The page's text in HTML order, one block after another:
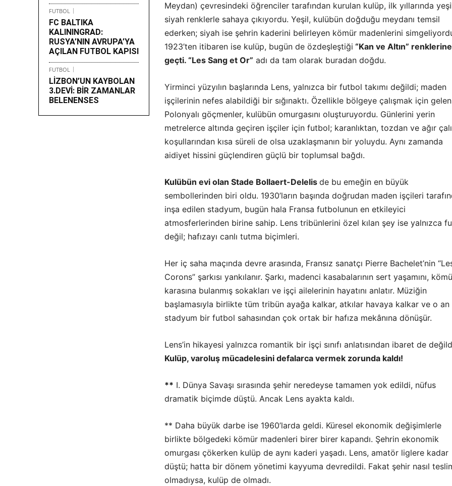
FUTBOL
FC BALTIKA
KALININGRAD:
RUSYA’NIN AVRUPA’YA
AÇILAN FUTBOL KAPISI
FUTBOL
LİZBON’UN KAYBOLAN
3.DEVİ: BİR ZAMANLAR
BELENENSES
Meydan) çevresindeki öğrenciler tarafından kurulan kulüp, ilk yıllarında
siyah renklerle sahaya çıkıyordu. Yeşil, kulübün doğduğu meydanı temsil
ederken; siyah ise şehrin kaderini belirleyen kömür madenlerini
1923’ten itibaren ise kulüp, bugün de özdeşleştiği “Kan ve Altın” renklerine
geçti. “Les Sang et Or” adı da tam olarak buradan doğdu.
Yirminci yüzyılın başlarında Lens, yalnızca bir futbol takımı değildi; maden
işçilerinin nefes alabildiği bir sığınaktı. Özellikle bölgeye çalışmak için gelen
Polonyalı göçmenler, kulübün omurgasını oluşturuyordu. Günlerini yerin
metrelerce altında geçiren işçiler için futbol; karanlıktan, tozdan ve ağır
koşullarından kısa süreli de olsa uzaklaşmanın bir yoluydu. Aynı zamanda
aidiyet hissini güçlendiren güçlü bir toplumsal bağdı.
Kulübün evi olan Stade Bollaert-Delelis de bu emeğin en büyük
sembollerinden biri oldu. 1930’ların başında doğrudan maden işçileri
inşa edilen stadyum, bugün hala Fransa futbolunun en etkileyici
atmosferlerinden birine sahip. Lens tribünlerini özel kılan şey ise yalnızca
değil; hafızayı canlı tutma biçimleri.
Her iç saha maçında devre arasında, Fransız sanatçı Pierre Bachelet’nin
Corons” şarkısı yankılanır. Şarkı, madenci kasabalarının sert yaşamını,
karasına bulanmış sokakları ve işçi ailelerinin hayatını anlatır. Müziğin
başlamasıyla birlikte tüm tribün ayağa kalkar, atkılar havaya kalkar ve o an
stadyum bir futbol sahasından çok ortak bir hafıza mekânına dönüşür.
Lens’in hikayesi yalnızca romantik bir işçi sınıfı anlatısından ibaret de
Kulüp, varoluş mücadelesini defalarca vermek zorunda kaldı!
** I. Dünya Savaşı sırasında şehir neredeyse tamamen yok edildi, nüfus
dramatik biçimde düştü. Ancak Lens ayakta kaldı.
** Daha büyük darbe ise 1960’larda geldi. Küresel ekonomik değişimlerle
birlikte bölgedeki kömür madenleri birer birer kapandı. Şehrin ekonomik
omurgası çökerken kulüp de aynı kaderi yaşadı. Lens, amatör liglere kadar
düştü; hatta bir dönem yönetimi kayyuma devredildi. Fakat şehir nasıl
olmadıysa, kulüp de olmadı.